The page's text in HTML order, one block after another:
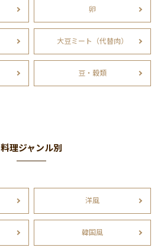
卵
大豆ミート（代替肉）
豆・穀類
料理ジャンル別
洋風
韓国風